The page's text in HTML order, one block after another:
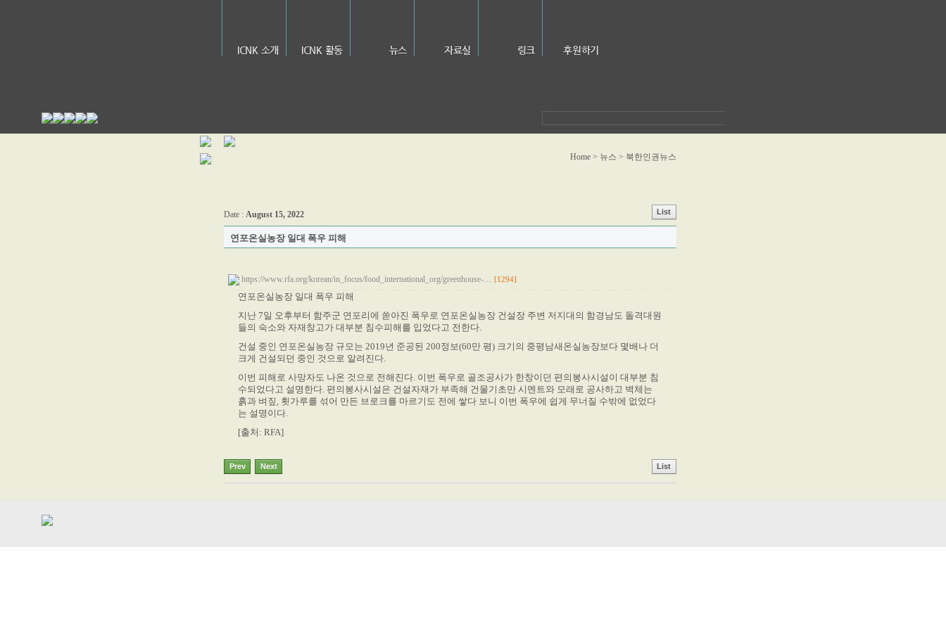
ICNK 소개 ICNK 활동 뉴스 자료실 링크 후원하기
Home > 뉴스 > 북한인권뉴스
Date : August 15, 2022 List
연포온실농장 일대 폭우 피해
https://www.rfa.org/korean/in_focus/food_international_org/greenhouse-… [1294]
연포온실농장 일대 폭우 피해
지난 7일 오후부터 함주군 연포리에 쏟아진 폭우로 연포온실농장 건설장 주변 저지대의 함경남도 돌격대원
들의 숙소와 자재창고가 대부분 침수피해를 입었다고 전한다.
건설 중인 연포온실농장 규모는 2019년 준공된 200정보(60만 평) 크기의 중평남새온실농장보다 몇배나 더
크게 건설되던 중인 것으로 알려진다.
이번 피해로 사망자도 나온 것으로 전해진다. 이번 폭우로 골조공사가 한창이던 편의봉사시설이 대부분 침
수되었다고 설명한다. 편의봉사시설은 건설자재가 부족해 건물기초만 시멘트와 모래로 공사하고 벽체는
흙과 벼짚, 횟가루를 섞어 만든 브로크를 마르기도 전에 쌓다 보니 이번 폭우에 쉽게 무너질 수밖에 없었다
는 설명이다.
[출처: RFA]
Prev Next List